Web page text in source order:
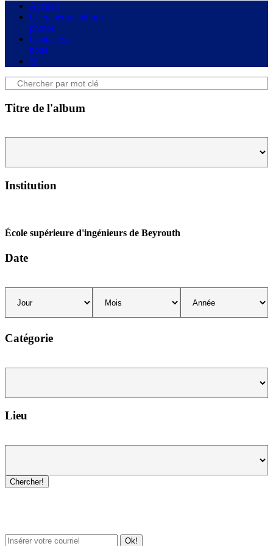
Accueil
Chercher un album
photos
Contactez-
nous
☰
Titre de l'album
Institution
École supérieure d'ingénieurs de Beyrouth
Date
Catégorie
Lieu
Chercher!